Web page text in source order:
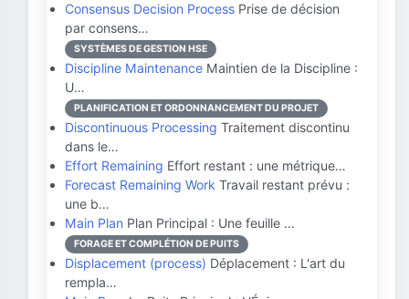
Consensus Decision Process Prise de décision
par consens…
SYSTÈMES DE GESTION HSE
Discipline Maintenance Maintien de la Discipline :
U…
PLANIFICATION ET ORDONNANCEMENT DU PROJET
Discontinuous Processing Traitement discontinu
dans le…
Effort Remaining Effort restant : une métrique…
Forecast Remaining Work Travail restant prévu :
une b…
Main Plan Plan Principal : Une feuille …
FORAGE ET COMPLÉTION DE PUITS
Displacement (process) Déplacement : L'art du
rempla…